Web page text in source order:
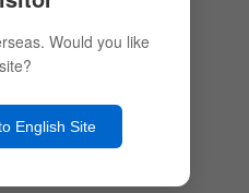
Would you like
English Site